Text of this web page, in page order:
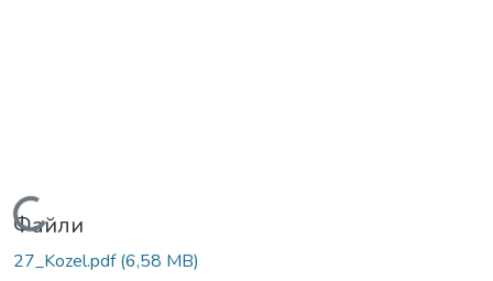
Вантажиться...
Файли
27_Kozel.pdf(6,58 MB)